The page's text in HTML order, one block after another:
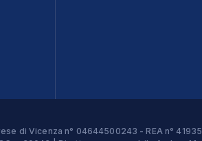
di Vicenza n° 04644500243 - REA n°